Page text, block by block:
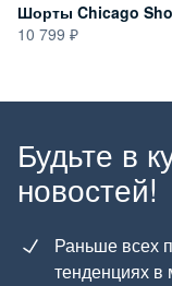
Шорты Chicago
10 799
Будьте в
новостей!
Раньше всех
тенденциях